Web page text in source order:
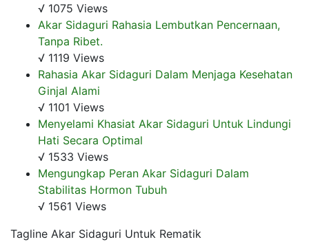
√ 1075 Views
Akar Sidaguri Rahasia Lembutkan Pencernaan,
Tanpa Ribet.
√ 1119 Views
Rahasia Akar Sidaguri Dalam Menjaga Kesehatan
Ginjal Alami
√ 1101 Views
Menyelami Khasiat Akar Sidaguri Untuk Lindungi
Hati Secara Optimal
√ 1533 Views
Mengungkap Peran Akar Sidaguri Dalam
Stabilitas Hormon Tubuh
√ 1561 Views
Tagline Akar Sidaguri Untuk Rematik